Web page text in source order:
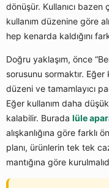
dönüşür. Kullanıcı bazen
kullanım düzenine göre
hep kenarda kaldığını
Doğru yaklaşım, önce
sorusunu sormaktır.
düzeni ve tamamlayıcı
Eğer kullanım daha
kalabilir. Burada lüle
alışkanlığına göre farklı
planı, ürünlerin tek tek
mantığına göre